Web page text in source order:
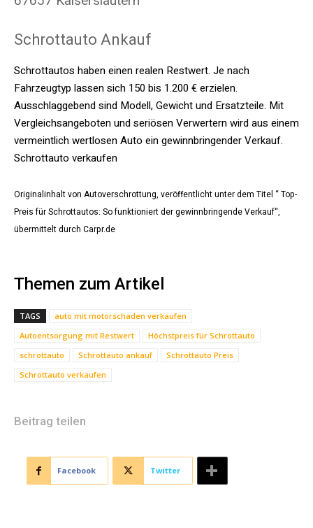
Schrottauto Ankauf
Schrottautos haben einen realen Restwert. Je nach
Fahrzeugtyp lassen sich 150 bis 1.200 € erzielen.
Ausschlaggebend sind Modell, Gewicht und Ersatzteile. Mit
Vergleichsangeboten und seriösen Verwertern wird aus einem
vermeintlich wertlosen Auto ein gewinnbringender Verkauf.
Schrottauto verkaufen
Originalinhalt von Autoverschrottung, veröffentlicht unter dem Titel “ Top-
Preis für Schrottautos: So funktioniert der gewinnbringende Verkauf“,
übermittelt durch Carpr.de
Themen zum Artikel
TAGS
auto mit motorschaden verkaufen
Autoentsorgung mit Restwert
Höchstpreis für Schrottauto
schrottauto
Schrottauto ankauf
Schrottauto Preis
Schrottauto verkaufen
Beitrag teilen
Facebook Twitter